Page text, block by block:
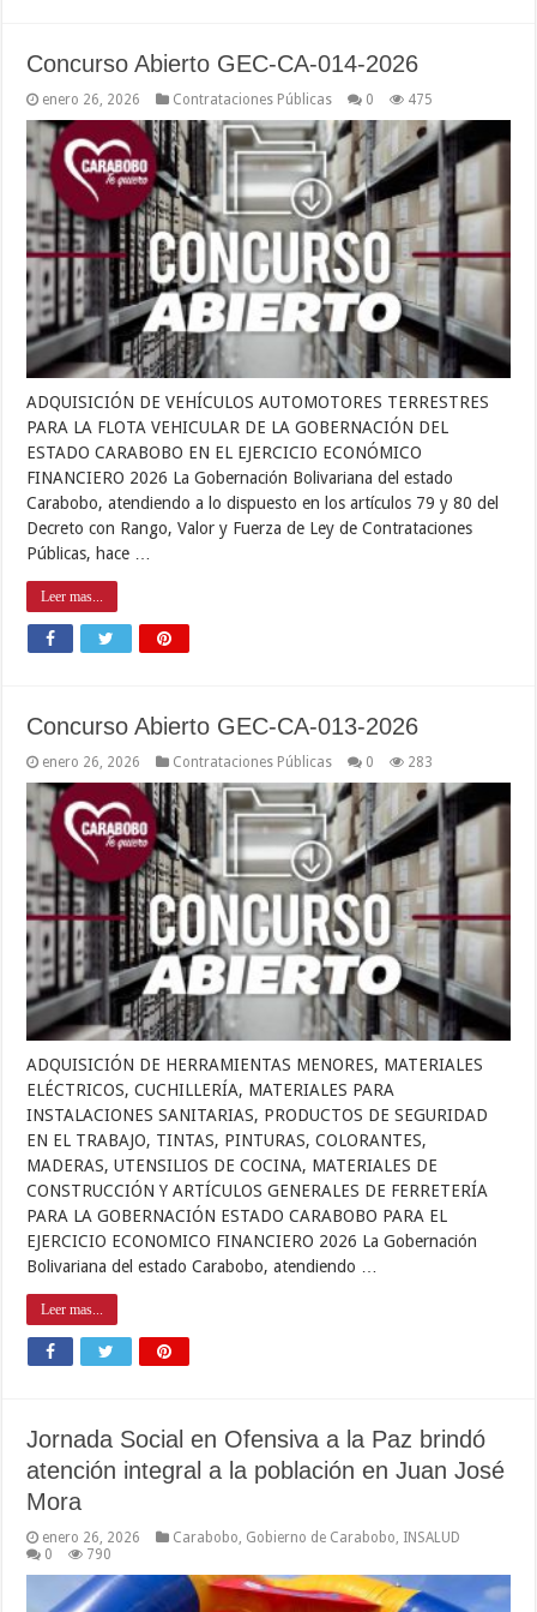
Concurso Abierto GEC-CA-014-2026
enero 26, 2026 Contrataciones Públicas 0 475
ADQUISICIÓN DE VEHÍCULOS AUTOMOTORES TERRESTRES
PARA LA FLOTA VEHICULAR DE LA GOBERNACIÓN DEL
ESTADO CARABOBO EN EL EJERCICIO ECONÓMICO
FINANCIERO 2026 La Gobernación Bolivariana del estado
Carabobo, atendiendo a lo dispuesto en los artículos 79 y 80 del
Decreto con Rango, Valor y Fuerza de Ley de Contrataciones
Públicas, hace …
Leer mas...
Concurso Abierto GEC-CA-013-2026
enero 26, 2026 Contrataciones Públicas 0 283
ADQUISICIÓN DE HERRAMIENTAS MENORES, MATERIALES
ELÉCTRICOS, CUCHILLERÍA, MATERIALES PARA
INSTALACIONES SANITARIAS, PRODUCTOS DE SEGURIDAD
EN EL TRABAJO, TINTAS, PINTURAS, COLORANTES,
MADERAS, UTENSILIOS DE COCINA, MATERIALES DE
CONSTRUCCIÓN Y ARTÍCULOS GENERALES DE FERRETERÍA
PARA LA GOBERNACIÓN ESTADO CARABOBO PARA EL
EJERCICIO ECONOMICO FINANCIERO 2026 La Gobernación
Bolivariana del estado Carabobo, atendiendo …
Leer mas...
Jornada Social en Ofensiva a la Paz brindó
atención integral a la población en Juan José
Mora
enero 26, 2026 Carabobo Gobierno de Carabobo INSALUD
0
790